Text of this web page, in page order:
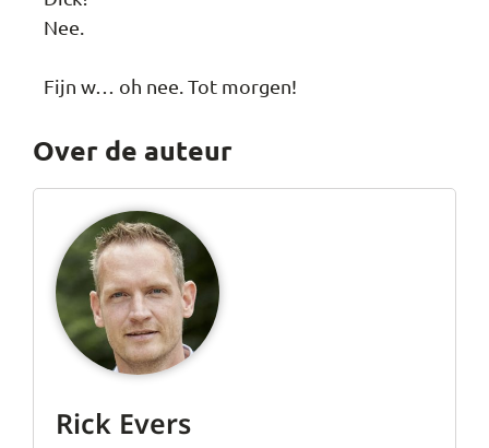
Nee.
Fijn w… oh nee. Tot morgen!
Over de auteur
Rick Evers